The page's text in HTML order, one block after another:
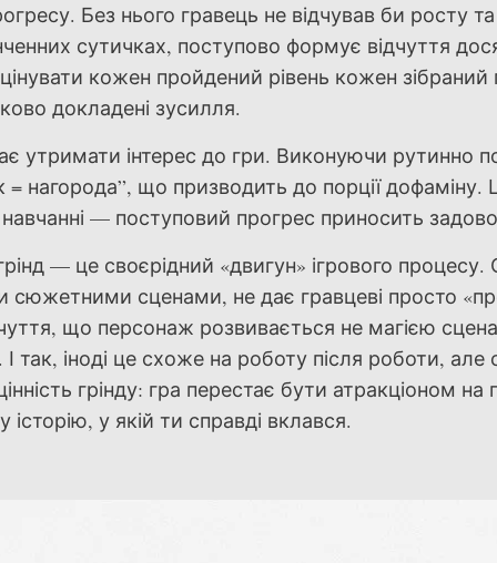
Без нього гравець не відчував би росту
сутичках, поступово формує відчуття
кожен пройдений рівень кожен
докладені зусилля.
утримати інтерес до гри. Виконуючи рутинно
нагорода”, що призводить до порції
— поступовий прогрес приносить
— це своєрідний «двигун» ігрового процесу.
сценами, не дає гравцеві просто
що персонаж розвивається не магією
так, іноді це схоже на роботу після роботи,
грінду: гра перестає бути атракціоном на
у якій ти справді вклався.